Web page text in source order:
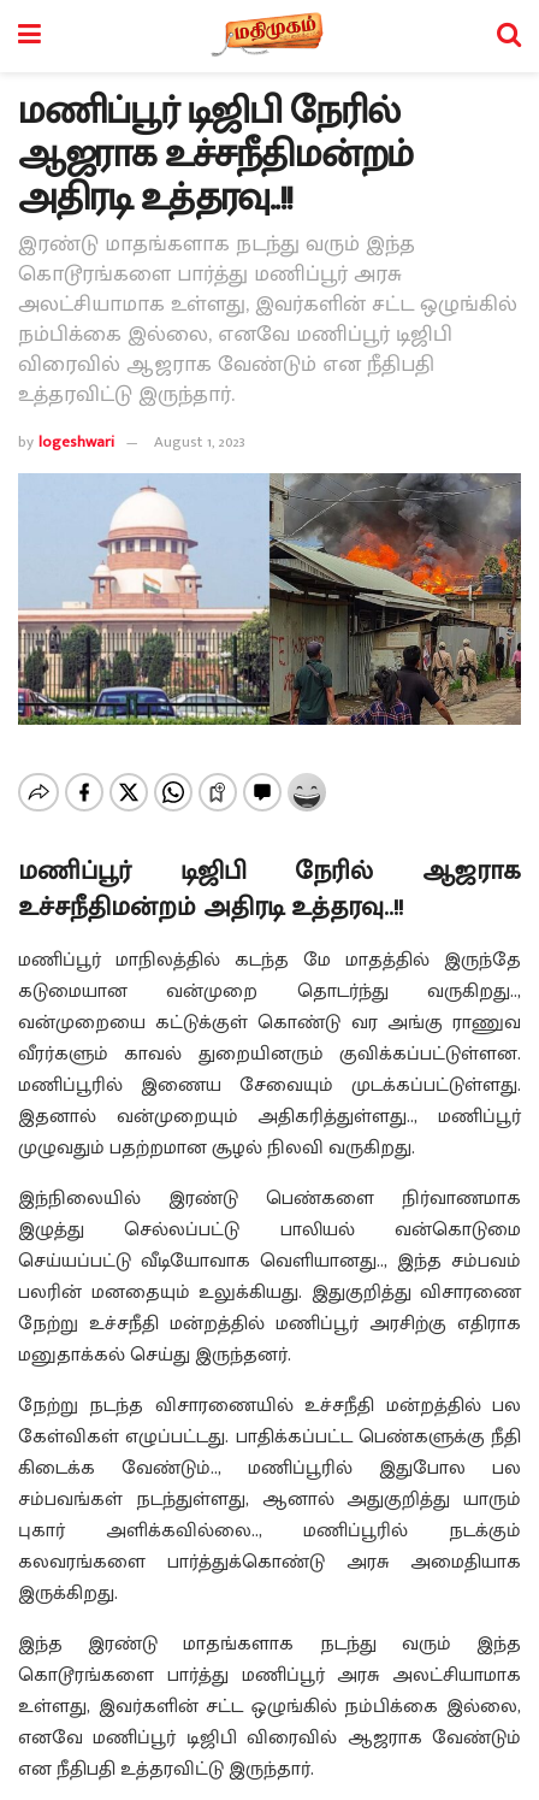
மணிப்பூர் டிஜிபி நேரில்
ஆஜராக உச்சநீதிமன்றம்
அதிரடி உத்தரவு..!!
இரண்டு மாதங்களாக நடந்து வரும் இந்த
கொடூரங்களை பார்த்து மணிப்பூர் அரசு
அலட்சியாமாக உள்ளது, இவர்களின் சட்ட ஒழுங்கில்
நம்பிக்கை இல்லை, எனவே மணிப்பூர் டிஜிபி
விரைவில் ஆஜராக வேண்டும் என நீதிபதி
உத்தரவிட்டு இருந்தார்.
bylogeshwari August 1, 2023
மணிப்பூர் டிஜிபி நேரில் ஆஜராக
உச்சநீதிமன்றம் அதிரடி உத்தரவு..!!
மணிப்பூர் மாநிலத்தில் கடந்த மே மாதத்தில் இருந்தே
கடுமையான வன்முறை தொடர்ந்து வருகிறது..,
வன்முறையை கட்டுக்குள் கொண்டு வர அங்கு ராணுவ
வீரர்களும் காவல் துறையினரும் குவிக்கப்பட்டுள்ளன.
மணிப்பூரில் இணைய சேவையும் முடக்கப்பட்டுள்ளது.
இதனால் வன்முறையும் அதிகரித்துள்ளது.., மணிப்பூர்
முழுவதும் பதற்றமான சூழல் நிலவி வருகிறது.
இந்நிலையில் இரண்டு பெண்களை நிர்வாணமாக
இழுத்து செல்லப்பட்டு பாலியல் வன்கொடுமை
செய்யப்பட்டு வீடியோவாக வெளியானது.., இந்த சம்பவம்
பலரின் மனதையும் உலுக்கியது. இதுகுறித்து விசாரணை
நேற்று உச்சநீதி மன்றத்தில் மணிப்பூர் அரசிற்கு எதிராக
மனுதாக்கல் செய்து இருந்தனர்.
நேற்று நடந்த விசாரணையில் உச்சநீதி மன்றத்தில் பல
கேள்விகள் எழுப்பட்டது. பாதிக்கப்பட்ட பெண்களுக்கு நீதி
கிடைக்க வேண்டும்.., மணிப்பூரில் இதுபோல பல
சம்பவங்கள் நடந்துள்ளது, ஆனால் அதுகுறித்து யாரும்
புகார் அளிக்கவில்லை.., மணிப்பூரில் நடக்கும்
கலவரங்களை பார்த்துக்கொண்டு அரசு அமைதியாக
இருக்கிறது.
இந்த இரண்டு மாதங்களாக நடந்து வரும் இந்த
கொடூரங்களை பார்த்து மணிப்பூர் அரசு அலட்சியாமாக
உள்ளது, இவர்களின் சட்ட ஒழுங்கில் நம்பிக்கை இல்லை,
எனவே மணிப்பூர் டிஜிபி விரைவில் ஆஜராக வேண்டும்
என நீதிபதி உத்தரவிட்டு இருந்தார்.